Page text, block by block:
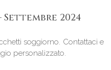
2024
soggiorno. Contattaci e
personalizzato.